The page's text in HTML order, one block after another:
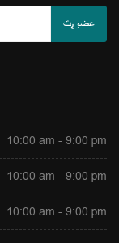
عضویت
10:00 am - 9:00 pm
10:00 am - 9:00 pm
10:00 am - 9:00 pm